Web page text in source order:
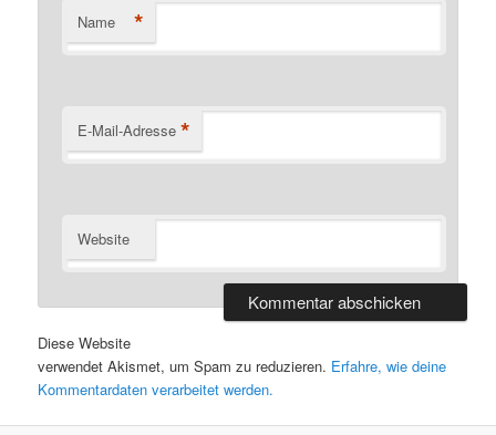
Name *
E-Mail-Adresse *
Website
Diese Website
verwendet Akismet, um Spam zu reduzieren. Erfahre, wie deine
Kommentardaten verarbeitet werden.